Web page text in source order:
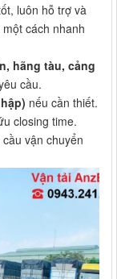
luôn hỗ trợ và
cách nhanh
hãng tàu, cảng
cầu.
nếu cần thiết.
closing time.
vận chuyển